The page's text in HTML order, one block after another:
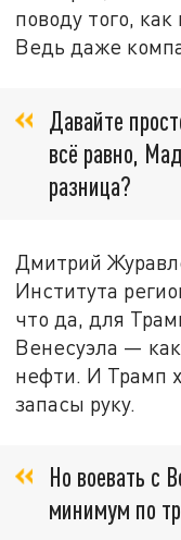
поводу того,
Ведь даже
Давайте
всё равно,
разница?
Дмитрий
Института
что да, для
Венесуэла —
нефти. И Трамп
запасы руку.
Но воевать с
минимум по